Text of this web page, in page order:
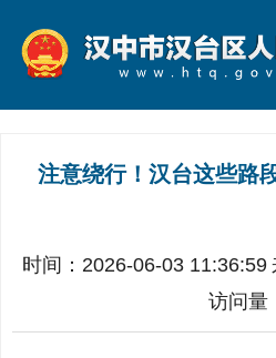
注意绕行！汉台这些路
时间：2026-06-03 11:36:59
访问量